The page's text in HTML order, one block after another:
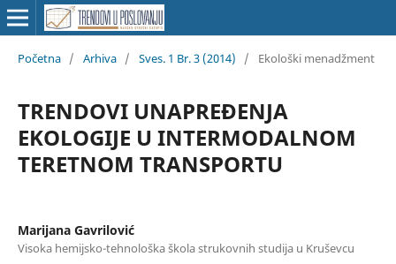
Početna / Arhiva / Sves. 1 Br. 3 (2014) / Ekološki menadžment
TRENDOVI UNAPREĐENJA
EKOLOGIJE U INTERMODALNOM
TERETNOM TRANSPORTU
Marijana Gavrilović
Visoka hemijsko-tehnološka škola strukovnih studija u Kruševcu